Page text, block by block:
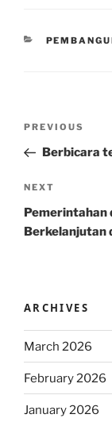
Previous
Post
PREVIOUS
Berbicara
Next
Post
NEXT
Pemerintahan
Berkelanjutan
ARCHIVES
March 2026
February 2026
January 2026